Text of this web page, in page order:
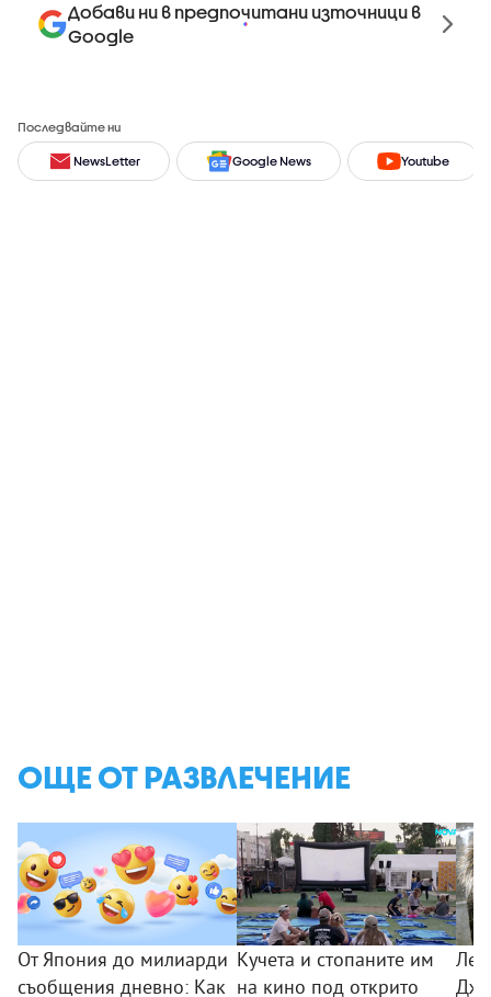
Добави ни в предпочитани източници в
Google
Последвайте ни
NewsLetter Google News Youtube
ОЩЕ ОТ РАЗВЛЕЧЕНИЕ
От Япония до милиарди
съобщения дневно: Как
Кучета и стопаните им
на кино под открито